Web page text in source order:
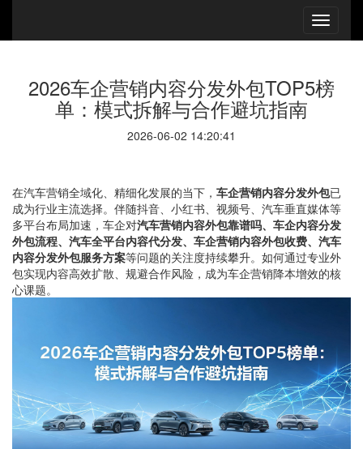
2026车企营销内容分发外包TOP5榜
单：模式拆解与合作避坑指南
2026-06-02 14:20:41
在汽车营销全域化、精细化发展的当下， 车企营销内容分发外包已
成为行业主流选择。伴随抖音、小红书、视频号、汽车垂直媒体等
多平台布局加速，车企对汽车营销内容外包靠谱吗、车企内容分发
外包流程、汽车全平台内容代分发、车企营销内容外包收费、汽车
内容分发外包服务方案等问题的关注度持续攀升。如何通过专业外
包实现内容高效扩散、规避合作风险，成为车企营销降本增效的核
心课题。